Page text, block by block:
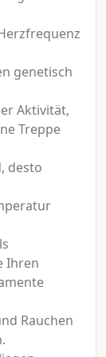
genetisch
Aktivität,
Treppe
desto
Ihren
Rauchen